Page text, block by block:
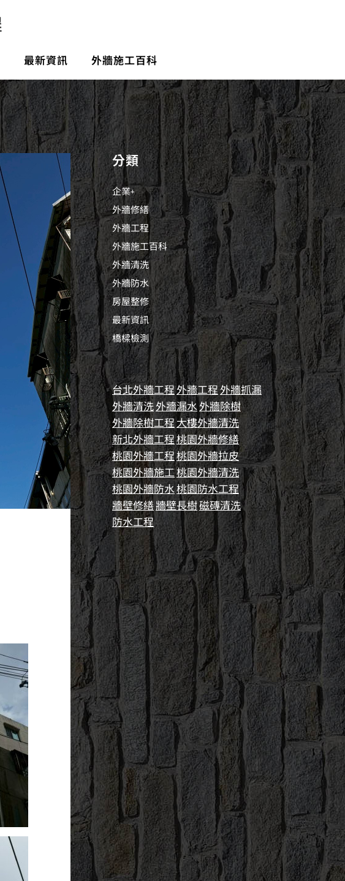
最新資訊 外牆施工百科
分類
企業+
外牆修繕
外牆工程
外牆施工百科
外牆清洗
外牆防水
房屋整修
最新資訊
橋樑檢測
台北外牆工程 外牆工程 外牆抓漏
外牆清洗外牆漏水外牆除樹
外牆除樹工程 大樓外牆清洗
新北外牆工程 桃園外牆修繕
桃園外牆工程桃園外牆拉皮
桃園外牆施工桃園外牆清洗
桃園外牆防水桃園防水工程
牆壁修繕牆壁長樹磁磚清洗
防水工程